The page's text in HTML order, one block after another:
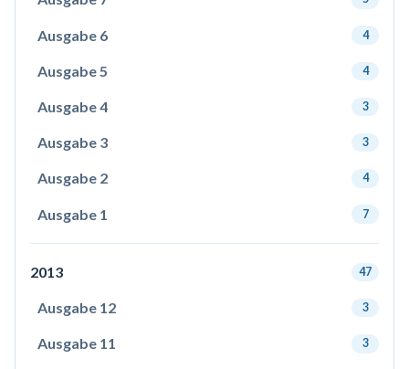
Ausgabe 6 4
Ausgabe 5 4
Ausgabe 4 3
Ausgabe 3 3
Ausgabe 2 4
Ausgabe 1 7
2013 47
Ausgabe 12 3
Ausgabe 11 3